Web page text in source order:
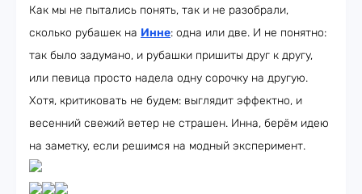
Как мы не пытались понять, так и не разобрали,
сколько рубашек на Инне: одна или две. И не понятно:
так было задумано, и рубашки пришиты друг к другу,
или певица просто надела одну сорочку на другую.
Хотя, критиковать не будем: выглядит эффектно, и
весенний свежий ветер не страшен. Инна, берём идею
на заметку, если решимся на модный эксперимент.